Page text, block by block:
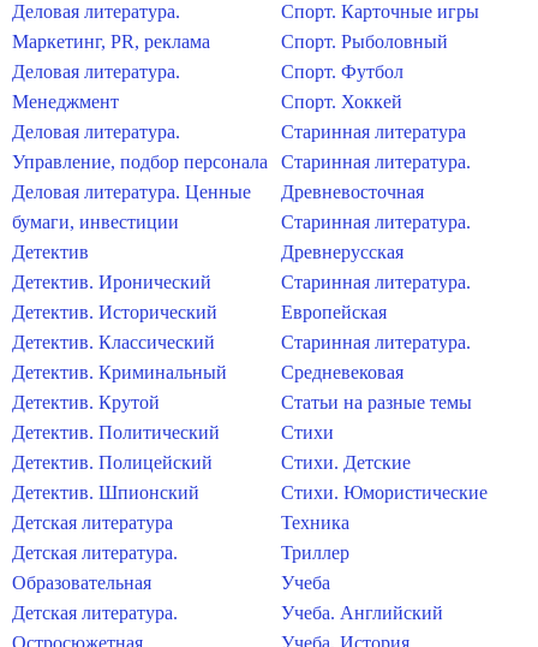
Деловая литература.
Маркетинг, PR, реклама
Деловая литература.
Менеджмент
Деловая литература.
Управление, подбор персонала
Деловая литература. Ценные
бумаги, инвестиции
Детектив
Детектив. Иронический
Детектив. Исторический
Детектив. Классический
Детектив. Криминальный
Детектив. Крутой
Детектив. Политический
Детектив. Полицейский
Детектив. Шпионский
Детская литература
Детская литература.
Образовательная
Детская литература.
Остросюжетная
Спорт. Карточные игры
Спорт. Рыболовный
Спорт. Футбол
Спорт. Хоккей
Старинная литература
Старинная литература.
Древневосточная
Старинная литература.
Древнерусская
Старинная литература.
Европейская
Старинная литература.
Средневековая
Статьи на разные темы
Стихи
Стихи. Детские
Стихи. Юмористические
Техника
Триллер
Учеба
Учеба. Английский
Учеба. История